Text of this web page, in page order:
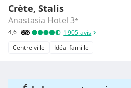
Crète, Stalis
Anastasia Hotel 3*
4,6 1 905avis
Centre ville
Idéal famille